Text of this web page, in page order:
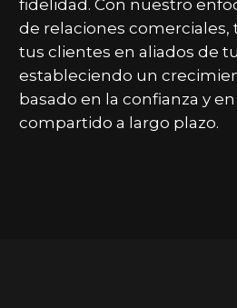
fidelidad. Con nuestro
de relaciones comerciales,
tus clientes en aliados de
estableciendo un
basado en la confianza y
compartido a largo plazo.